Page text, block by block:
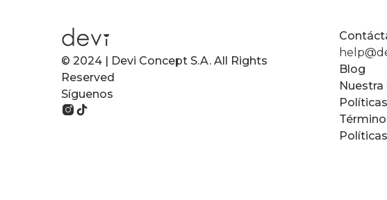
© 2024 | Devi Concept S.A. All Rights
Reserved
Síguenos
Blog